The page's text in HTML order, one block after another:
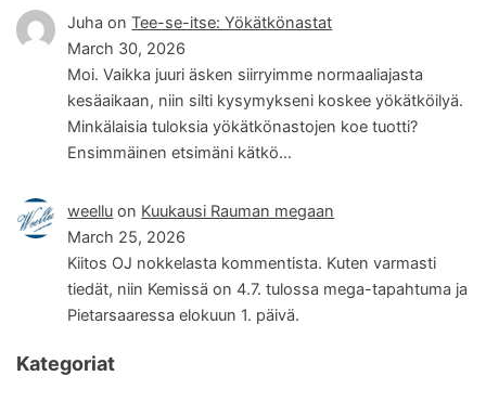
Juha onTee-se-itse: Yökätkönastat
March 30, 2026
Moi. Vaikka juuri äsken siirryimme normaaliajasta
kesäaikaan, niin silti kysymykseni koskee yökätköilyä.
Minkälaisia tuloksia yökätkönastojen koe tuotti?
Ensimmäinen etsimäni kätkö…
weellu on Kuukausi Rauman megaan
March 25, 2026
Kiitos OJ nokkelasta kommentista. Kuten varmasti
tiedät, niin Kemissä on 4.7. tulossa mega-tapahtuma ja
Pietarsaaressa elokuun 1. päivä.
Kategoriat